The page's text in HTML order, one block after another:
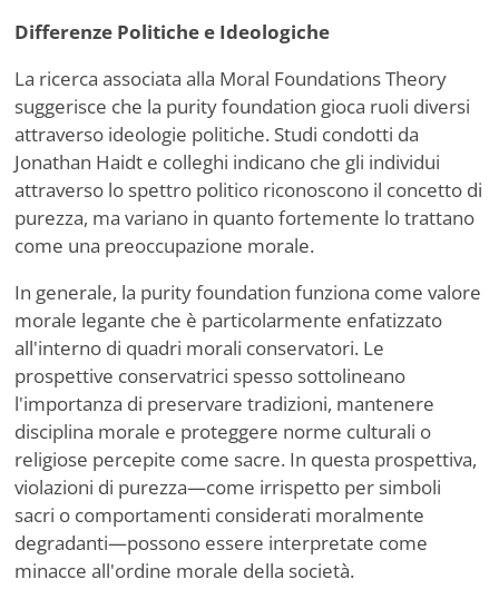
Differenze Politiche e Ideologiche
La ricerca associata alla Moral Foundations Theory
suggerisce che la purity foundation gioca ruoli diversi
attraverso ideologie politiche. Studi condotti da
Jonathan Haidt e colleghi indicano che gli individui
attraverso lo spettro politico riconoscono il concetto di
purezza, ma variano in quanto fortemente lo trattano
come una preoccupazione morale.
In generale, la purity foundation funziona come valore
morale legante che è particolarmente enfatizzato
all'interno di quadri morali conservatori. Le
prospettive conservatrici spesso sottolineano
l'importanza di preservare tradizioni, mantenere
disciplina morale e proteggere norme culturali o
religiose percepite come sacre. In questa prospettiva,
violazioni di purezza—come irrispetto per simboli
sacri o comportamenti considerati moralmente
degradanti—possono essere interpretate come
minacce all'ordine morale della società.